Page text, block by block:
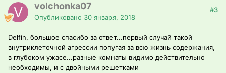
volchonka07
Опубликовано 30 января, 2018
#3
Delfin, большое спасибо за ответ...первый случай такой
внутриклеточной агрессии попугая за всю жизнь содержания,
в глубоком ужасе...разные комнаты видимо действительно
необходимы, и с двойными решетками